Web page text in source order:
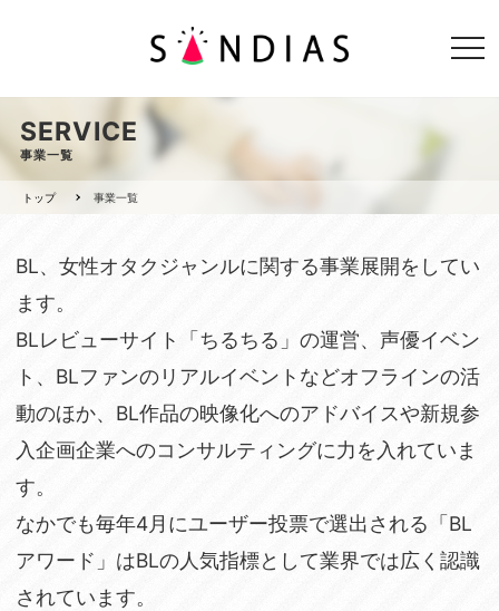
SERVICE
事業一覧
トップ 事業一覧
BL、女性オタクジャンルに関する事業展開をしてい
ます。
BLレビューサイト「ちるちる」の運営、声優イベン
ト、BLファンのリアルイベントなどオフラインの活
動のほか、BL作品の映像化へのアドバイスや新規参
入企画企業へのコンサルティングに力を入れていま
す。
なかでも毎年4月にユーザー投票で選出される「BL
アワード」はBLの人気指標として業界では広く認識
されています。